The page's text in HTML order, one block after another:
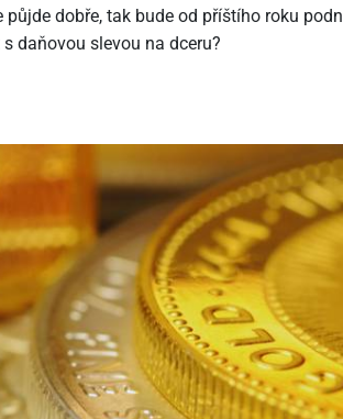
dobře, tak bude od příštího roku
daňovou slevou na dceru?